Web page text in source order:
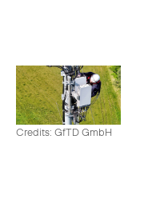
Credits: GfTD GmbH